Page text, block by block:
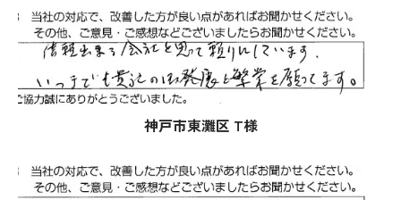
神戸市東灘区 T様